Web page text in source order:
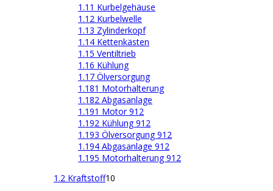
1.11 Kurbelgehäuse
1.12 Kurbelwelle
1.13 Zylinderkopf
1.14 Kettenkästen
1.15 Ventiltrieb
1.16 Kühlung
1.17 Ölversorgung
1.181 Motorhalterung
1.182 Abgasanlage
1.191 Motor 912
1.192 Kühlung 912
1.193 Ölversorgung 912
1.194 Abgasanlage 912
1.195 Motorhalterung 912
1.2 Kraftstoff10